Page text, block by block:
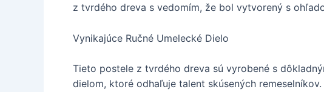
z tvrdého dreva s vedomím, že bol vytvorený s
Vynikajúce Ručné Umelecké Dielo
Tieto postele z tvrdého dreva sú vyrobené s
dielom, ktoré odhaľuje talent skúsených